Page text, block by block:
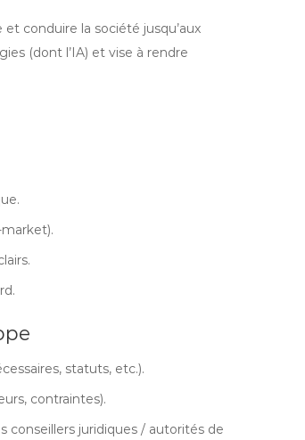
conduire la société jusqu’aux
(dont l’IA) et vise à rendre
statuts, etc.).
contraintes).
conseillers juridiques / autorités de